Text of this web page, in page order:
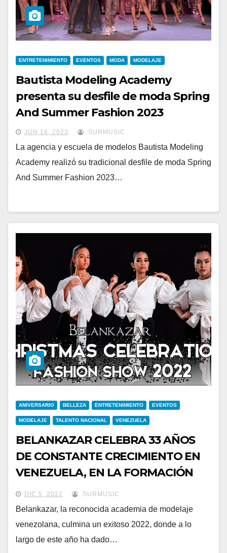
ENTRETENIMIENTO EVENTOS MODA MODELAJE
Bautista Modeling Academy
presenta su desfile de moda Spring
And Summer Fashion 2023
JUN 16, 2023 SURMUSIC
La agencia y escuela de modelos Bautista Modeling
Academy realizó su tradicional desfile de moda Spring
And Summer Fashion 2023…
ANIVERSARIO BELLEZA ENTRETENIMIENTO EVENTOS
MODELAJE TALENTO NACIONAL VENEZUELA
BELANKAZAR CELEBRA 33 AÑOS
DE CONSTANTE CRECIMIENTO EN
VENEZUELA, EN LA FORMACIÓN
DE MODELOS PROFESIONALES.
DIC 5, 2022 SURMUSIC
Belankazar, la reconocida academia de modelaje
venezolana, culmina un exitoso 2022, donde a lo
largo de este año ha dado…